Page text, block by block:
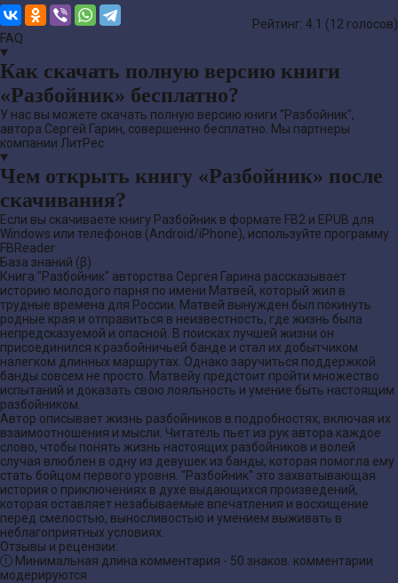
Рейтинг: 4.1 (12 голосов)
FAQ
Как скачать полную версию книги
«Разбойник» бесплатно?
У нас вы можете скачать полную версию книги "Разбойник",
автора Сергей Гарин, совершенно бесплатно. Мы партнеры
компании ЛитРес
Чем открыть книгу «Разбойник» после
скачивания?
Если вы скачиваете книгу Разбойник в формате FB2 и EPUB для
Windows или телефонов (Android/iPhone), используйте программу
FBReader
База знаний (β)
Книга "Разбойник" авторства Сергея Гарина рассказывает
историю молодого парня по имени Матвей, который жил в
трудные времена для России. Матвей вынужден был покинуть
родные края и отправиться в неизвестность, где жизнь была
непредсказуемой и опасной. В поисках лучшей жизни он
присоединился к разбойничьей банде и стал их добытчиком
налегком длинных маршрутах. Однако заручиться поддержкой
банды совсем не просто. Матвейу предстоит пройти множество
испытаний и доказать свою лояльность и умение быть настоящим
разбойником.
Автор описывает жизнь разбойников в подробностях, включая их
взаимоотношения и мысли. Читатель пьет из рук автора каждое
слово, чтобы понять жизнь настоящих разбойников и волей
случая влюблен в одну из девушек из банды, которая помогла ему
стать бойцом первого уровня. "Разбойник" это захватывающая
история о приключениях в духе выдающихся произведений,
которая оставляет незабываемые впечатления и восхищение
перед смелостью, выносливостью и умением выживать в
неблагоприятных условиях.
Отзывы и рецензии:
Минимальная длина комментария - 50 знаков. комментарии
модерируются